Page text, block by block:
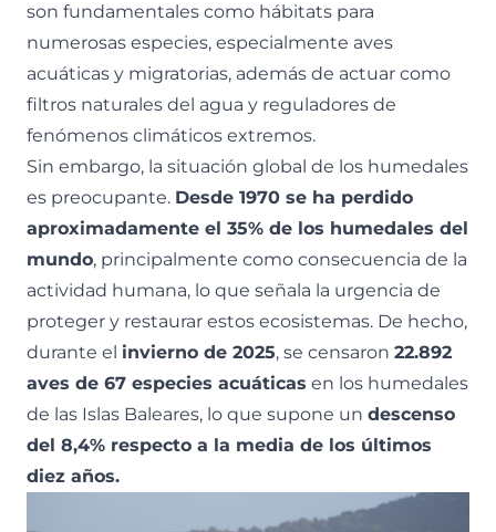
son fundamentales como hábitats para
numerosas especies, especialmente aves
acuáticas y migratorias, además de actuar como
filtros naturales del agua y reguladores de
fenómenos climáticos extremos.
Sin embargo, la situación global de los humedales
es preocupante. Desde 1970 se ha perdido
aproximadamente el 35% de los humedales del
mundo, principalmente como consecuencia de la
actividad humana, lo que señala la urgencia de
proteger y restaurar estos ecosistemas. De hecho,
durante el invierno de 2025, se censaron 22.892
aves de 67 especies acuáticas en los humedales
de las Islas Baleares, lo que supone un descenso
del 8,4% respecto a la media de los últimos
diez años.